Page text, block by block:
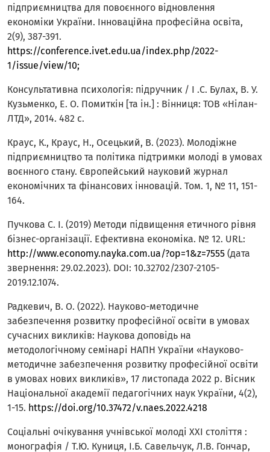
підприємництва для повоєнного відновлення
економіки України. Інноваційна професійна освіта,
2(9), 387-391.
https://conference.ivet.edu.ua/index.php/2022-
1/issue/view/10;
Консультативна психологія: підручник / І .С. Булах, В. У.
Кузьменко, Е. О. Помиткін [та ін.] : Вінниця: ТОВ «Нілан-
ЛТД», 2014. 482 с.
Краус, К., Краус, Н., Осецький, В. (2023). Молодіжне
підприємництво та політика підтримки молоді в умовах
воєнного стану. Європейський науковий журнал
економічних та фінансових інновацій. Том. 1, № 11, 151-
164.
Пучкова С. І. (2019) Методи підвищення етичного рівня
бізнес-організації. Ефективна економіка. № 12. URL:
http://www.economy.nayka.com.ua/?op=1&z=7555 (дата
звернення: 29.02.2023). DOI: 10.32702/2307-2105-
2019.12.1074.
Радкевич, В. О. (2022). Науково-методичне
забезпечення розвитку професійної освіти в умовах
сучасних викликів: Наукова доповідь на
методологічному семінарі НАПН України «Науково-
методичне забезпечення розвитку професійної освіти
в умовах нових викликів», 17 листопада 2022 р. Вісник
Національної академії педагогічних наук України, 4(2),
1-15. https://doi.org/10.37472/v.naes.2022.4218
Соціальні очікування учнівської молоді ХХІ століття :
монографія / Т.Ю. Куниця, І.Б. Савельчук, Л.В. Гончар,